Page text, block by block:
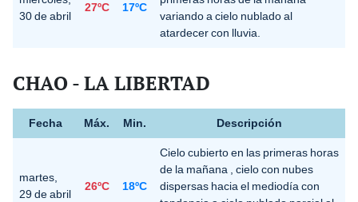
30 de abril
27ºC 17ºC
variando a cielo nublado al
atardecer con lluvia.
CHAO - LA LIBERTAD
Fecha Máx. Min. Descripción
martes,
29 de abril
26ºC 18ºC
Cielo cubierto en las primeras horas
de la mañana , cielo con nubes
dispersas hacia el mediodía con